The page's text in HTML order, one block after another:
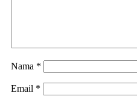
Nama *
Email *